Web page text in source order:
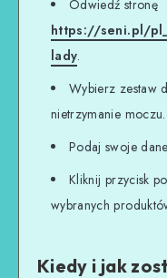
Odwiedź stronę
https://seni.pl/
lady.
Wybierz zestaw
nietrzymanie moczu.
Podaj swoje
Kliknij przycisk
wybranych
Kiedy i jak